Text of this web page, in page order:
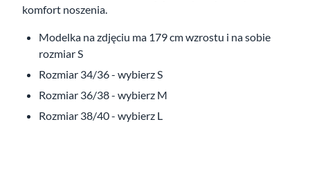
komfort noszenia.
Modelka na zdjęciu ma 179 cm wzrostu i na sobie
rozmiar S
Rozmiar 34/36 - wybierz S
Rozmiar 36/38 - wybierz M
Rozmiar 38/40 - wybierz L